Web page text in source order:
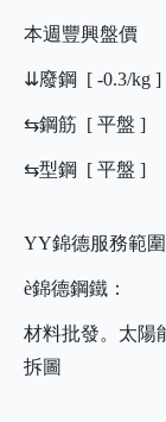
本週豐興盤價
⇊廢鋼 [ -0.3/kg ]
⇆鋼筋 [ 平盤 ]
⇆型鋼 [ 平盤 ]
YY錦德服務範圍
è錦德鋼鐵：
材料批發。太陽
拆圖